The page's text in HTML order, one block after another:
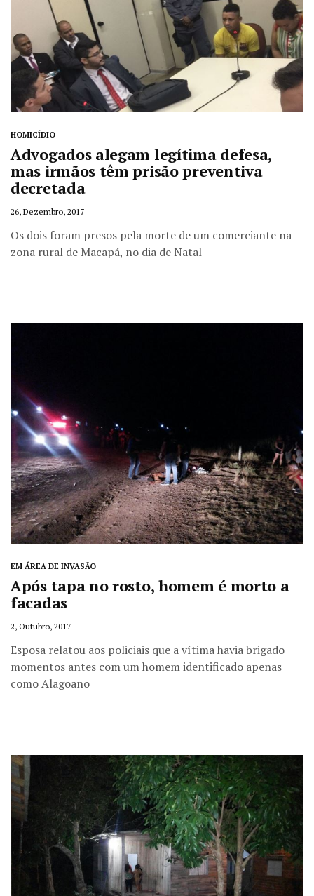
HOMICÍDIO
Advogados alegam legítima defesa,
mas irmãos têm prisão preventiva
decretada
26, Dezembro, 2017
Os dois foram presos pela morte de um comerciante na
zona rural de Macapá, no dia de Natal
EM ÁREA DE INVASÃO
Após tapa no rosto, homem é morto a
facadas
2, Outubro, 2017
Esposa relatou aos policiais que a vítima havia brigado
momentos antes com um homem identificado apenas
como Alagoano